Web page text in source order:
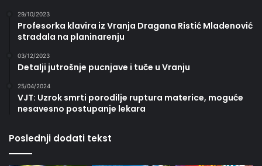
29/10/2023
Profesorka klavira iz Vranja Dragana Ristić Mladenović
stradala na planinarenju
03/12/2023
Detalji jutrošnje pucnjave i tuče u Vranju
25/04/2024
VJT: Uzrok smrti porodilje ruptura materice, moguće
nesavesno postupanje lekara
Poslednji dodati tekst